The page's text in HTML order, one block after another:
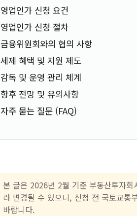
영업인가 신청 요건
영업인가 신청 절차
금융위원회와의 협의 사항
세제 혜택 및 지원 제도
감독 및 운영 관리 체계
향후 전망 및 유의사항
자주 묻는 질문 (FAQ)
본 글은 2026년 2월 기준 부동산투자
라 변경될 수 있으니, 신청 전 국토교통
바랍니다.